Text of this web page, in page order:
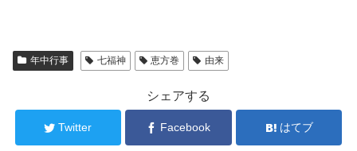
年中行事 七福神 恵方巻 由来
シェアする
Twitter Facebook はてブ